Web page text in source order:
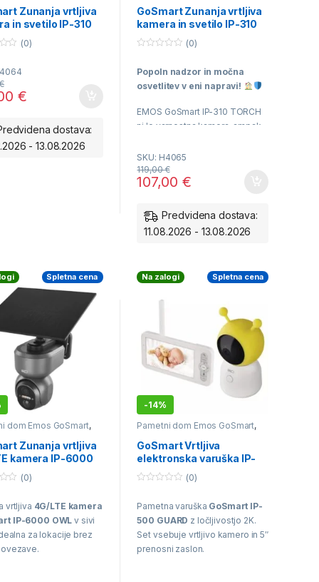
Zunanja vrtljiva
in svetilo IP-310
z Wi-Fi, bela
(0)
€
€
dostava:
- 13.08.2026
GoSmart Zunanja vrtljiva
kamera in svetilo IP-310
TORCH, z Wi-Fi, črna
3Mpx
u
o
(0)
Popoln nadzor in močna
osvetlitev v eni napravi!
EMOS GoSmart IP-310 TORCH
ni le varnostna kamera, ampak
S svojo elegantno črno obliko
se poda na vsako fasado,
medtem ko vam napredna
pregled nad okolico
neposredno preko vašega
kamera + LED svetilo
Full HD (1080p)
za kristalno čisto sliko
Vidni kot:360° pokritost
(vrtljiva glava)
Povezava:Wi-Fi za
enostavno upravljanje na
daljavo
Funkcije:Nočni vid,
zaznavanje gibanja in
SKU: H4065
107,00 €
119,00€
Predvidena dostava:
11.08.2026 - 13.08.2026
Spletna cena
dom Emos GoSmart,
Kamere,Videonadzor,
elektronika
Zunanja vrtljiva
kamera IP-6000
– H4058
celica *ZALOGA*
(0)
vrtljiva 4G/LTE kamera
IP-6000 OWL v sivi
za lokacije brez
Na zalogi
-14%
Spletna cena
Pametni dom Emos GoSmart,
GoSmart Vrtljiva
elektronska varuška IP-
500 GUARD z zaslonom in
WiFi (H4052)
u
o
f
5
(0)
Pametna varuška GoSmart IP-
500 GUARD z ločljivostjo 2K.
Set vsebuje vrtljivo kamero in 5″
prenosni zaslon.